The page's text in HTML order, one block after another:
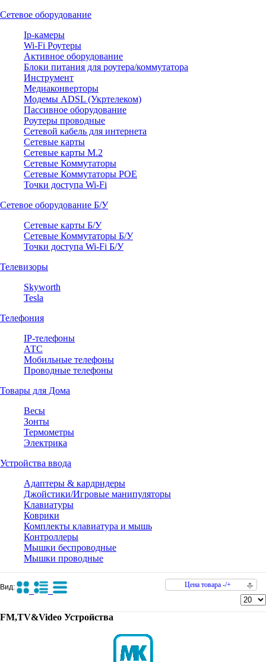
Сетевое оборудование
Ip-камеры
Wi-Fi Роутеры
Активное оборудование
Блоки питания для роутера/коммутатора
Инструмент
Медиаконверторы
Модемы ADSL (Укртелеком)
Пассивное оборудование
Роутеры проводные
Сетевой кабель для интернета
Сетевые карты
Сетевые карты M.2
Сетевые Коммутаторы
Сетевые Коммутаторы POE
Точки доступа Wi-Fi
Сетевое оборудование Б/У
Сетевые карты Б/У
Сетевые Коммутаторы Б/У
Точки доступа Wi-Fi Б/У
Телевизоры
Skyworth
Tesla
Телефония
IP-телефоны
АТС
Мобильные телефоны
Проводные телефоны
Товары для Дома
Весы
Зонты
Термометры
Электрика
Устройства ввода
Адаптеры & кардридеры
Джойстики/Игровые манипуляторы
Клавиатуры
Коврики
Комплекты клавиатура и мышь
Контроллеры
Мышки беспроводные
Мышки проводные
Вид: Цена товара -/+
FM,TV&Video Устройства